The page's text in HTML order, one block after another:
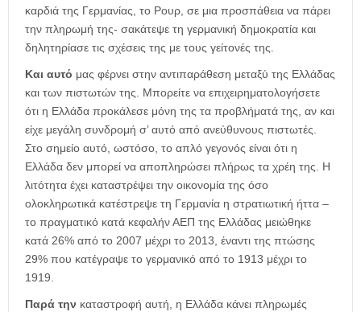
καρδιά της Γερμανίας, το Ρουρ, σε μια προσπάθεια να πάρει
την πληρωμή της- σακάτεψε τη γερμανική δημοκρατία και
δηλητηρίασε τις σχέσεις της με τους γείτονές της.
Και αυτό μας φέρνει στην αντιπαράθεση μεταξύ της Ελλάδας
και των πιστωτών της. Μπορείτε να επιχειρηματολογήσετε
ότι η Ελλάδα προκάλεσε μόνη της τα προβλήματά της, αν και
είχε μεγάλη συνδρομή σ’ αυτό από ανεύθυνους πιστωτές.
Στο σημείο αυτό, ωστόσο, το απλό γεγονός είναι ότι η
Ελλάδα δεν μπορεί να αποπληρώσει πλήρως τα χρέη της. Η
λιτότητα έχει καταστρέψει την οικονομία της όσο
ολοκληρωτικά κατέστρεψε τη Γερμανία η στρατιωτική ήττα –
το πραγματικό κατά κεφαλήν ΑΕΠ της Ελλάδας μειώθηκε
κατά 26% από το 2007 μέχρι το 2013, έναντι της πτώσης
29% που κατέγραψε το γερμανικό από το 1913 μέχρι το
1919.
Παρά την καταστροφή αυτή, η Ελλάδα κάνει πληρωμές